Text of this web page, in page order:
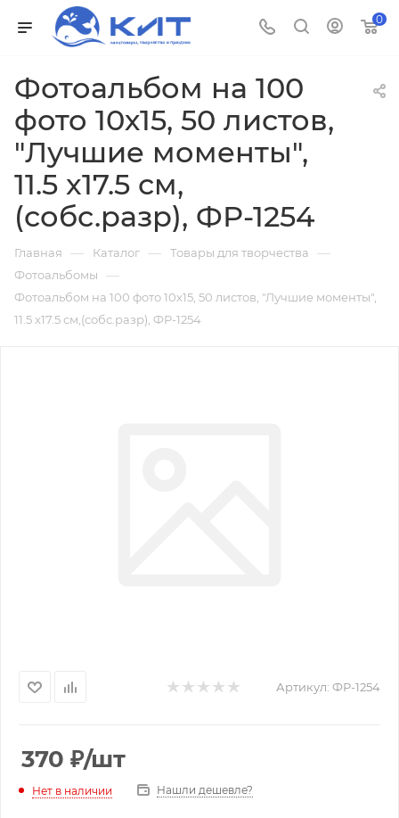
0
Фотоальбом на 100
фото 10х15, 50 листов,
"Лучшие моменты",
11.5 x17.5 см,
(собс.разр), ФР-1254
Главная — Каталог — Товары для творчества —
Фотоальбомы —
Фотоальбом на 100 фото 10х15, 50 листов, "Лучшие моменты",
11.5 x17.5 см,(собс.разр), ФР-1254
Артикул: ФР-1254
370 ₽/шт
Нет в наличии Нашли дешевле?